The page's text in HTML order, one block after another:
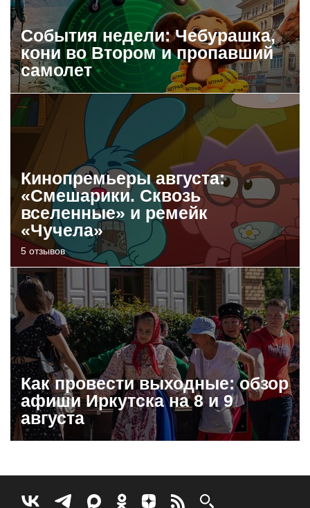
События недели: Чебурашка,
кони во Втором и пропавший
самолет
Кинопремьеры августа:
«Смешарики. Сквозь
вселенные» и ремейк
«Чучела»
5 отзывов
Как провести выходные: обзор
афиши Иркутска на 8 и 9
августа